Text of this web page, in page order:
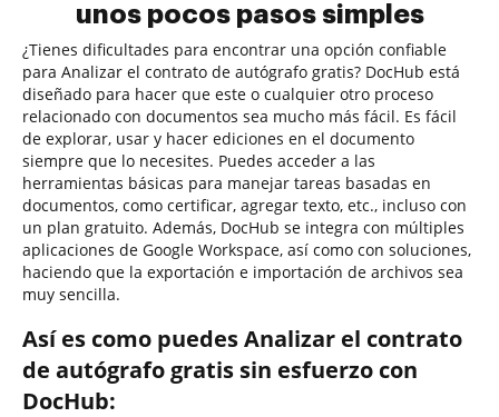
unos pocos pasos simples
¿Tienes dificultades para encontrar una opción confiable
para Analizar el contrato de autógrafo gratis? DocHub está
diseñado para hacer que este o cualquier otro proceso
relacionado con documentos sea mucho más fácil. Es fácil
de explorar, usar y hacer ediciones en el documento
siempre que lo necesites. Puedes acceder a las
herramientas básicas para manejar tareas basadas en
documentos, como certificar, agregar texto, etc., incluso con
un plan gratuito. Además, DocHub se integra con múltiples
aplicaciones de Google Workspace, así como con soluciones,
haciendo que la exportación e importación de archivos sea
muy sencilla.
Así es como puedes Analizar el contrato
de autógrafo gratis sin esfuerzo con
DocHub: